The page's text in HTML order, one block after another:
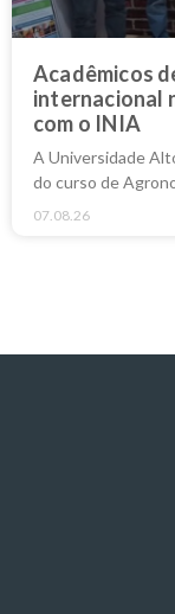
Acadêmicos
internacional
com o INIA
A Universidade
do curso de
07.08.26